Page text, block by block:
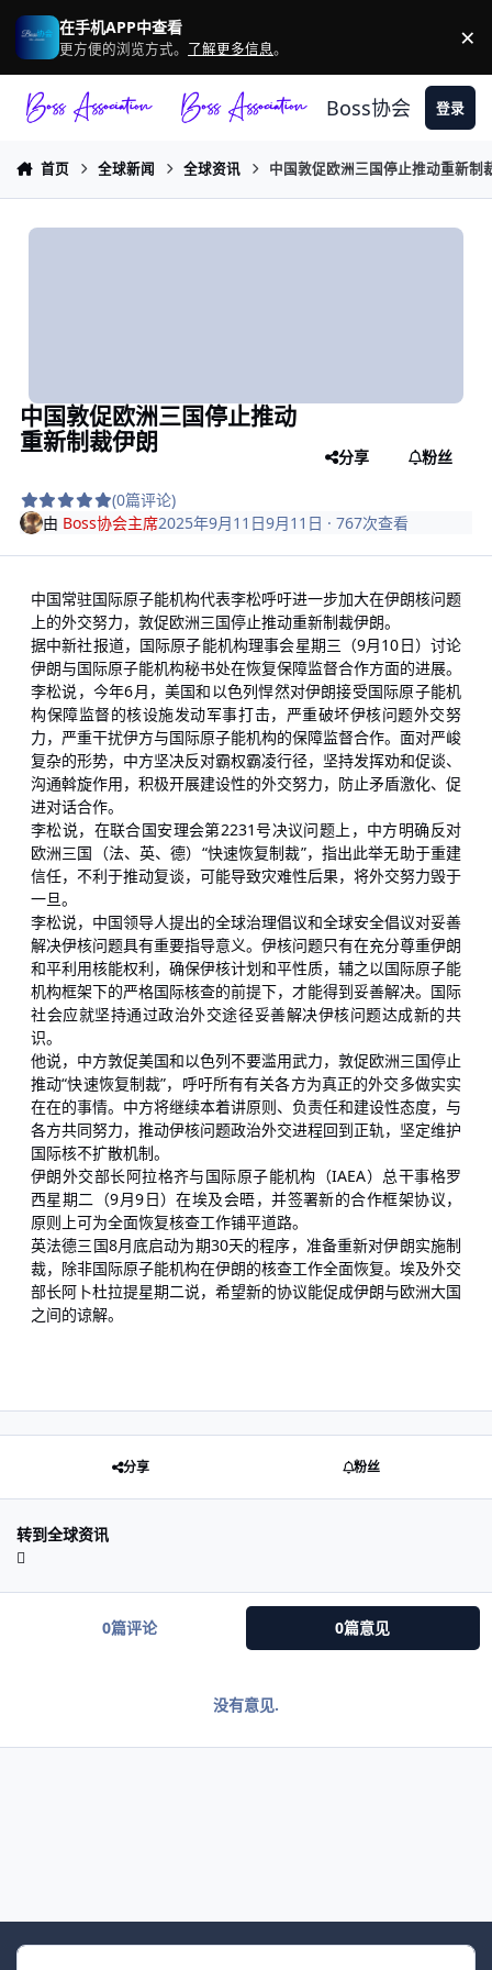
跳转到帖子
在手机APP中查看
更方便的浏览方式。 了解更多信息。 ×
Boss协会 登录
首页 全球新闻 全球资讯 中国敦促欧洲三国停止推动重新制
中国敦促欧洲三国停止推动
重新制裁伊朗
(0篇评论)
分享 粉丝
由 Boss协会主席2025年9月11日9月11日 · 767次查看
中国常驻国际原子能机构代表李松呼吁进一步加大在伊朗核问题
上的外交努力，敦促欧洲三国停止推动重新制裁伊朗。
据中新社报道，国际原子能机构理事会星期三（9月10日）讨论
伊朗与国际原子能机构秘书处在恢复保障监督合作方面的进展。
李松说，今年6月，美国和以色列悍然对伊朗接受国际原子能机
构保障监督的核设施发动军事打击，严重破坏伊核问题外交努
力，严重干扰伊方与国际原子能机构的保障监督合作。面对严峻
复杂的形势，中方坚决反对霸权霸凌行径，坚持发挥劝和促谈、
沟通斡旋作用，积极开展建设性的外交努力，防止矛盾激化、促
进对话合作。
李松说，在联合国安理会第2231号决议问题上，中方明确反对
欧洲三国（法、英、德）“快速恢复制裁”，指出此举无助于重建
信任，不利于推动复谈，可能导致灾难性后果，将外交努力毁于
一旦。
李松说，中国领导人提出的全球治理倡议和全球安全倡议对妥善
解决伊核问题具有重要指导意义。伊核问题只有在充分尊重伊朗
和平利用核能权利，确保伊核计划和平性质，辅之以国际原子能
机构框架下的严格国际核查的前提下，才能得到妥善解决。国际
社会应就坚持通过政治外交途径妥善解决伊核问题达成新的共
识。
他说，中方敦促美国和以色列不要滥用武力，敦促欧洲三国停止
推动“快速恢复制裁”，呼吁所有有关各方为真正的外交多做实实
在在的事情。中方将继续本着讲原则、负责任和建设性态度，与
各方共同努力，推动伊核问题政治外交进程回到正轨，坚定维护
国际核不扩散机制。
伊朗外交部长阿拉格齐与国际原子能机构（IAEA）总干事格罗
西星期二（9月9日）在埃及会晤，并签署新的合作框架协议，
原则上可为全面恢复核查工作铺平道路。
英法德三国8月底启动为期30天的程序，准备重新对伊朗实施制
裁，除非国际原子能机构在伊朗的核查工作全面恢复。埃及外交
部长阿卜杜拉提星期二说，希望新的协议能促成伊朗与欧洲大国
之间的谅解。
分享 粉丝
转到全球资讯
0篇评论 0篇意见
没有意见.